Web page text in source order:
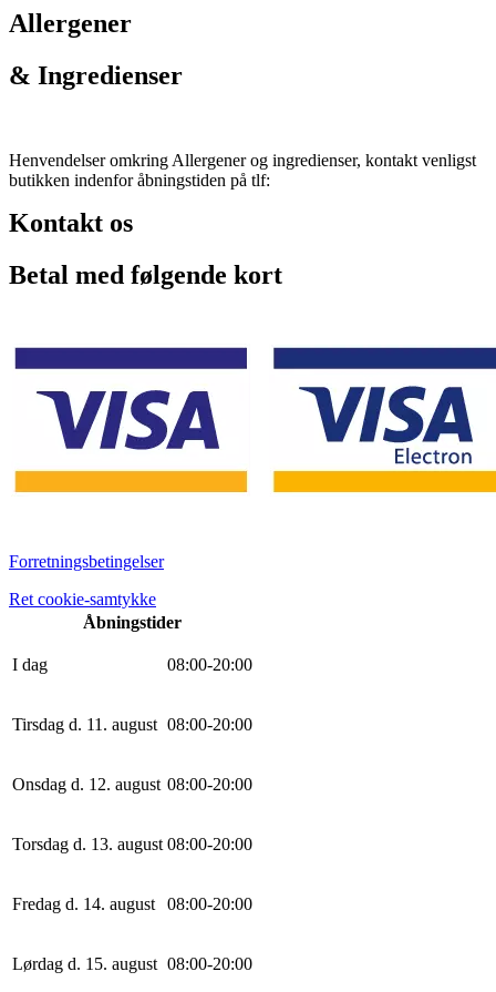
Allergener
& Ingredienser
Henvendelser omkring Allergener og ingredienser, kontakt venligst
butikken indenfor åbningstiden på tlf:
Kontakt os
Betal med følgende kort
Forretningsbetingelser
Ret cookie-samtykke
Åbningstider
I dag 08:00-20:00
Tirsdag d. 11. august 08:00-20:00
Onsdag d. 12. august 08:00-20:00
Torsdag d. 13. august 08:00-20:00
Fredag d. 14. august 08:00-20:00
Lørdag d. 15. august 08:00-20:00